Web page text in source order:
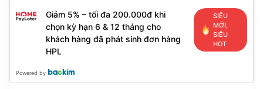
Giảm 5% – tối đa 200.000đ khi
chọn kỳ hạn 6 & 12 tháng cho
khách hàng đã phát sinh đơn hàng
HPL
SIÊU
MỚI,
SIÊU
HOT
Powered by